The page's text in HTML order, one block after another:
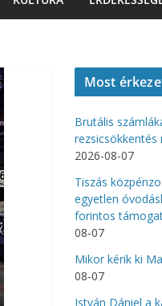
Most
Brutális
2026-08-07
Tiszás
egyetlen
forintos
08-07
Mikor kérik ki
08-07
István Dániel a